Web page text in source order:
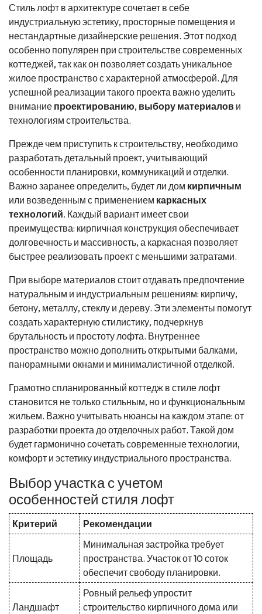
Стиль лофт в архитектуре сочетает в себе
индустриальную эстетику, просторные помещения и
нестандартные дизайнерские решения. Этот подход
особенно популярен при строительстве современных
коттеджей, так как он позволяет создать уникальное
жилое пространство с характерной атмосферой. Для
успешной реализации такого проекта важно уделить
внимание проектированию, выбору материалов и
технологиям строительства.
Прежде чем приступить к строительству, необходимо
разработать детальный проект, учитывающий
особенности планировки, коммуникаций и отделки.
Важно заранее определить, будет ли дом кирпичным
или возведенным с применением каркасных
технологий. Каждый вариант имеет свои
преимущества: кирпичная конструкция обеспечивает
долговечность и массивность, а каркасная позволяет
быстрее реализовать проект с меньшими затратами.
При выборе материалов стоит отдавать предпочтение
натуральным и индустриальным решениям: кирпичу,
бетону, металлу, стеклу и дереву. Эти элементы помогут
создать характерную стилистику, подчеркнув
брутальность и простоту лофта. Внутреннее
пространство можно дополнить открытыми балками,
панорамными окнами и минималистичной отделкой.
Грамотно спланированный коттедж в стиле лофт
становится не только стильным, но и функциональным
жильем. Важно учитывать нюансы на каждом этапе: от
разработки проекта до отделочных работ. Такой дом
будет гармонично сочетать современные технологии,
комфорт и эстетику индустриального пространства.
Выбор участка с учетом
особенностей стиля лофт
Критерий Рекомендации
Площадь
Минимальная застройка требует
пространства. Участок от 10 соток
обеспечит свободу планировки.
Ландшафт
Ровный рельеф упростит
строительство кирпичного дома или